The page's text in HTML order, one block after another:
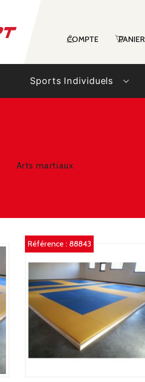
COMPTE PANIER
Sports Individuels
Arts martiaux
Référence : 88843